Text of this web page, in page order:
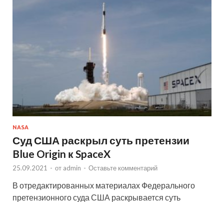
NASA
Суд США раскрыл суть претензии
Blue Origin к SpaceX
25.09.2021 - от admin - Оставьте комментарий
В отредактированных материалах Федерального
претензионного суда США раскрывается суть